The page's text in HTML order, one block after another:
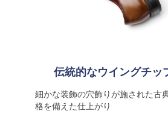
伝統的なウイングチッ
細かな装飾の穴飾りが施された古
格を備えた仕上がり